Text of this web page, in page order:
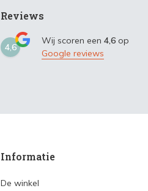
Reviews
4,6
Wij scoren een 4,6 op
Google reviews
Informatie
De winkel